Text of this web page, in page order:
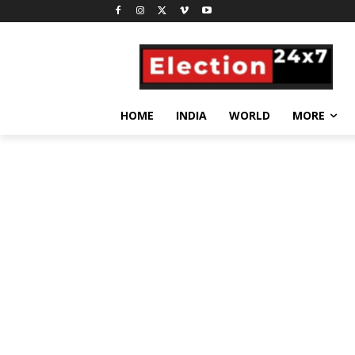
HOME INDIA WORLD MORE